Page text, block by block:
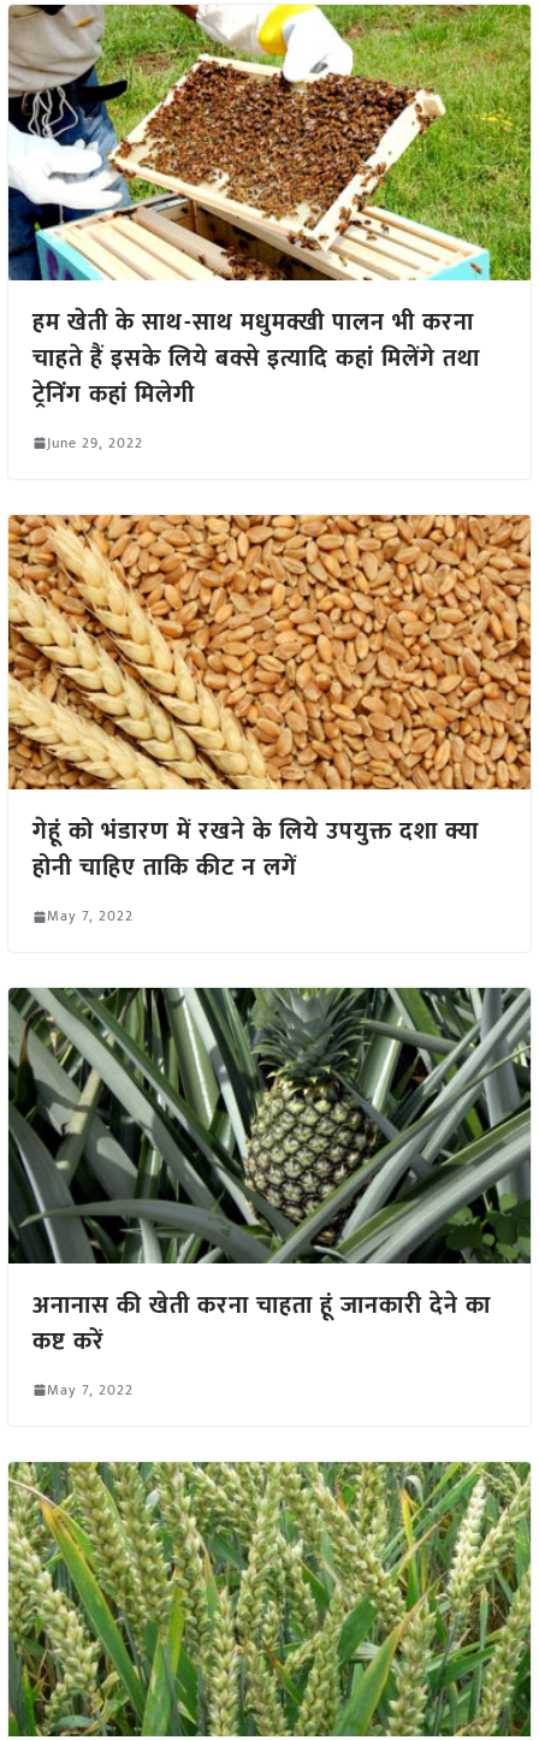
हम खेती के साथ-साथ मधुमक्खी पालन भी करना
चाहते हैं इसके लिये बक्से इत्यादि कहां मिलेंगे तथा
ट्रेनिंग कहां मिलेगी
June 29, 2022
गेहूं को भंडारण में रखने के लिये उपयुक्त दशा क्या
होनी चाहिए ताकि कीट न लगें
May 7, 2022
अनानास की खेती करना चाहता हूं जानकारी देने का
कष्ट करें
May 7, 2022